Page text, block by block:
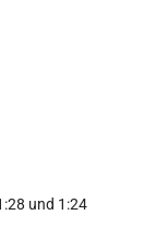
und 1:24